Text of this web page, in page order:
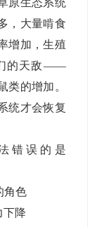
原生态系统
，大量啃食
增加，生殖
的天敌——
类的增加。
统才会恢复
错误的是
角色
下降